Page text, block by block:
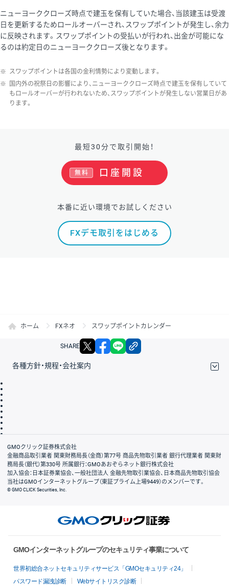
ニューヨーククローズ時点で建玉を保有していた場合、当該建玉は受渡
日を更新するためロールオーバーされ、スワップポイントが発生し、余力
に反映されます。スワップポイントの受払いが行われ、出金が可能にな
るのは約定日のニューヨーククローズ後となります。
※ スワップポイントは各国の金利情勢により変動します。
※
国内外の祝祭日の影響により、ニューヨーククローズ時点で建玉を保有していて
もロールオーバーが行われないため、スワップポイントが発生しない営業日があ
ります。
最短30分で取引開始！
口座開設
無料
本番に近い環境でお試しください
FXデモ取引をはじめる
ホーム FXネオ スワップポイントカレンダー
SHARE X facebook
各種方針・規程・会社案内
会社案内
GMOクリック証券株式会社
金融商品取引業者 関東財務局長（金商）第77号 商品先物取引業者 銀行代理業者 関東財
務局長（銀代）第330号 所属銀行：GMOあおぞらネット銀行株式会社
加入協会：日本証券業協会、一般社団法人 金融先物取引業協会、日本商品先物取引協会
当社はGMOインターネットグループ（東証プライム上場9449）のメンバーです。
© GMO CLICK Securities, Inc.
GMOインターネットグループのセキュリティ事業について
世界初総合ネットセキュリティサービス「GMOセキュリティ24」
パスワード漏洩診断
Webサイトリスク診断